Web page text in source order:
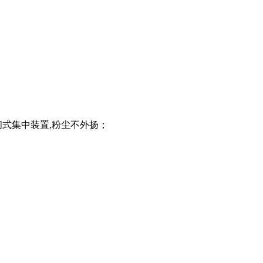
集中装置,粉尘不外扬；